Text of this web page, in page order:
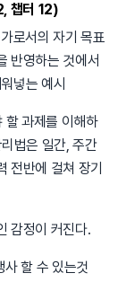
챕터 12)
로서의 자기 목표
반영하는 것에서
넣는 예시
할 과제를 이해하
법은 일간, 주간
전반에 걸쳐 장기
감정이 커진다.
할 수 있는것